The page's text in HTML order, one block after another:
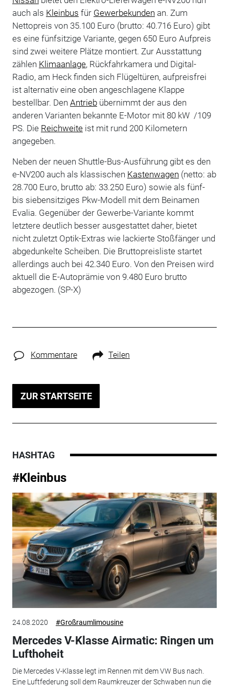
auch als Kleinbus für Gewerbekunden an. Zum
Nettopreis von 35.100 Euro (brutto: 40.716 Euro) gibt
es eine fünfsitzige Variante, gegen 650 Euro Aufpreis
sind zwei weitere Plätze montiert. Zur Ausstattung
zählen Klimaanlage, Rückfahrkamera und Digital-
Radio, am Heck finden sich Flügeltüren, aufpreisfrei
ist alternativ eine oben angeschlagene Klappe
bestellbar. Den Antriebübernimmt der aus den
anderen Varianten bekannte E-Motor mit 80 kW /109
PS. Die Reichweiteist mit rund 200 Kilometern
angegeben.
Neben der neuen Shuttle-Bus-Ausführung gibt es den
e-NV200 auch als klassischen Kastenwagen (netto: ab
28.700 Euro, brutto ab: 33.250 Euro) sowie als fünf-
bis siebensitziges Pkw-Modell mit dem Beinamen
Evalia. Gegenüber der Gewerbe-Variante kommt
letztere deutlich besser ausgestattet daher, bietet
nicht zuletzt Optik-Extras wie lackierte Stoßfänger und
abgedunkelte Scheiben. Die Bruttopreisliste startet
allerdings auch bei 42.340 Euro. Von den Preisen wird
aktuell die E-Autoprämie von 9.480 Euro brutto
abgezogen. (SP-X)
Kommentare Teilen
ZUR STARTSEITE
HASHTAG
#Kleinbus
24.08.2020 #Großraumlimousine
Mercedes V-Klasse Airmatic: Ringen um
Lufthoheit
Die Mercedes V-Klasse legt im Rennen mit dem VW Bus nach.
Eine Luftfederung soll dem Raumkreuzer der Schwaben nun die